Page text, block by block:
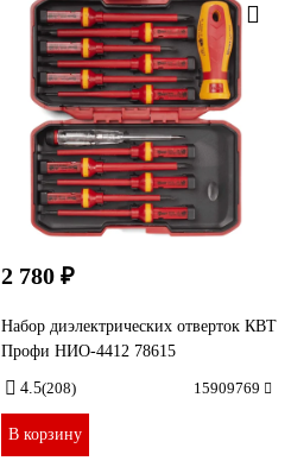
2 780 ₽
Набор диэлектрических отверток КВТ
Профи НИО-4412 78615
4.5(208) 15909769
В корзину